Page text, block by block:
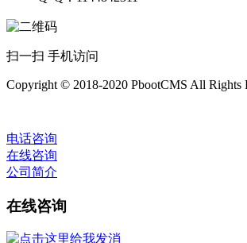
扫一扫 手机访问
Copyright © 2018-2020 PbootCMS All Rights
电话咨询
在线咨询
公司简介
在线咨询